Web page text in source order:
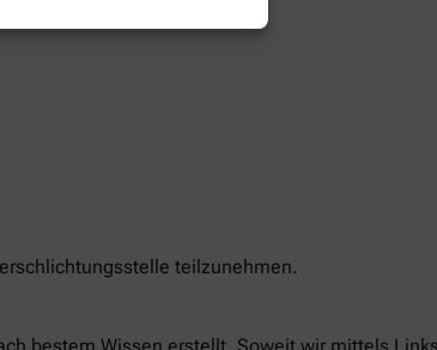
teilzunehmen.